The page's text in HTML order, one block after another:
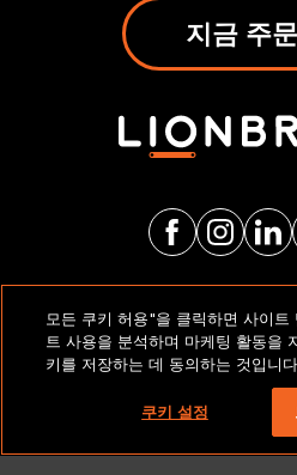
지금 주
법적 고지
저작권 2026 Lionbridge
보유.
모든 쿠키 허용"을 클릭하면 사이트
트 사용을 분석하며 마케팅 활동을
키를 저장하는 데 동의하는 것입니
쿠키 설정